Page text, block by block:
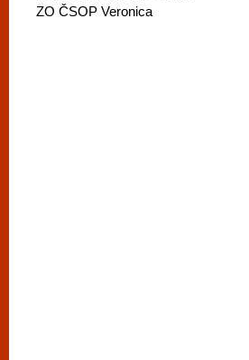
ZO ČSOP Veronica